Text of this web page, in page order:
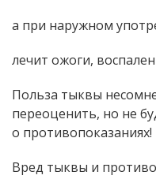
а при наружном
лечит ожоги,
Польза тыквы
переоценить, но не
о противопоказаниях!
Вред тыквы и